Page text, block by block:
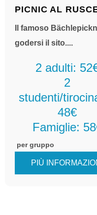
PICNIC AL
Il famoso
godersi il sito....
2 adulti:
2
studenti/
48€
Famiglie:
per gruppo
PIÙ